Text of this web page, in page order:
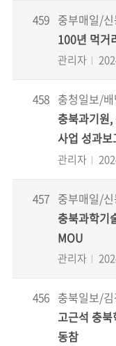
459 중부매일/신
100년 먹거
관리자
458 충청일보/배
충북과기원
사업 성과보
관리자
457 중부매일/신
충북과학기
MOU
관리자
456 충북일보/
고근석 충
동참